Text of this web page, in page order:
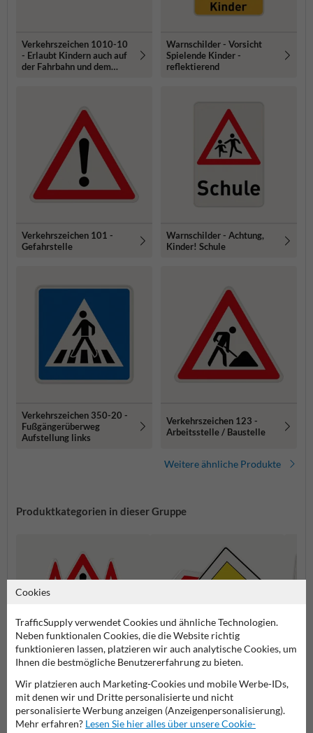
Verkehrszeichen 1010-10
- Erlaubt Kindern auch auf
der Fahrbahn und dem
Warnschilder - Vorsicht
Spielende Kinder -
reflektierend
Verkehrszeichen 101 -
Gefahrstelle
Warnschilder - Achtung,
Kinder! Schule
Verkehrszeichen 350-20 -
Fußgängerüberweg
Aufstellung links
Verkehrszeichen 123 -
Arbeitsstelle / Baustelle
Weitere ähnliche Produkte
Produktkategorien in dieser Gruppe
Gefahrenzeichen Vorfahrtsschilder
Verkehrsschilder
Cookies
TrafficSupply verwendet Cookies und ähnliche Technologien.
Neben funktionalen Cookies, die die Website richtig
funktionieren lassen, platzieren wir auch analytische Cookies, um
Ihnen die bestmögliche Benutzererfahrung zu bieten.
Wir platzieren auch Marketing-Cookies und mobile Werbe-IDs,
mit denen wir und Dritte personalisierte und nicht
personalisierte Werbung anzeigen (Anzeigenpersonalisierung).
Mehr erfahren? Lesen Sie hier alles über unsere Cookie-